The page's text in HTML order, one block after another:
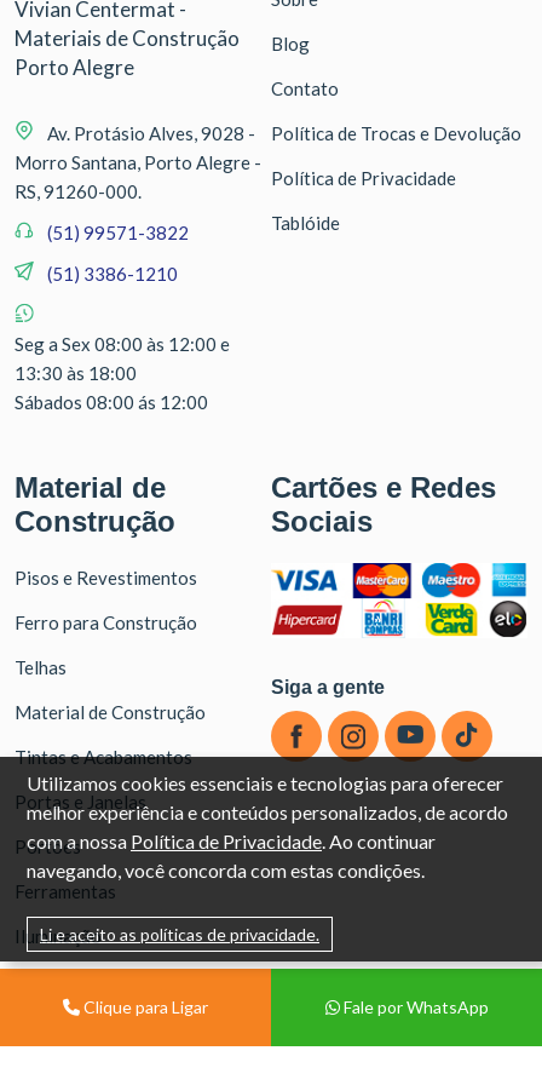
Vivian Centermat -
Materiais de Construção
Porto Alegre
Av. Protásio Alves, 9028 -
Morro Santana, Porto Alegre -
RS, 91260-000.
(51) 99571-3822
(51) 3386-1210
Seg a Sex 08:00 às 12:00 e
13:30 às 18:00
Sábados 08:00 ás 12:00
Blog
Contato
Política de Trocas e Devolução
Política de Privacidade
Tablóide
Material de
Construção
Pisos e Revestimentos
Ferro para Construção
Telhas
Material de Construção
Tintas e Acabamentos
Portas e Janelas
Portões
Ferramentas
Iluminação
Cartões e Redes
Sociais
Siga a gente
Clique para Ligar Fale por WhatsApp
Utilizamos cookies essenciais e tecnologias para oferecer
melhor experiência e conteúdos personalizados, de acordo
com a nossa Política de Privacidade. Ao continuar
navegando, você concorda com estas condições.
Li e aceito as políticas de privacidade.